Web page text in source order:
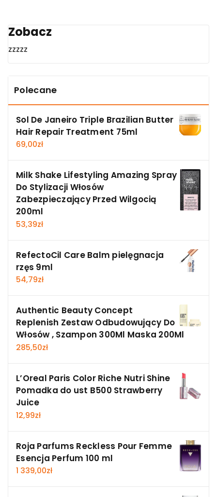
Zobacz
zzzzz
Polecane
Sol De Janeiro Triple Brazilian Butter
Hair Repair Treatment 75ml
69,00zł
Milk Shake Lifestyling Amazing Spray
Do Stylizacji Włosów
Zabezpieczający Przed Wilgocią
200ml
53,39zł
RefectoCil Care Balm pielęgnacja
rzęs 9ml
54,79zł
Authentic Beauty Concept
Replenish Zestaw Odbudowujący Do
Włosów , Szampon 300Ml Maska 200Ml
285,50zł
L’Oreal Paris Color Riche Nutri Shine
Pomadka do ust B500 Strawberry
Juice
12,99zł
Roja Parfums Reckless Pour Femme
Esencja Perfum 100 ml
1 339,00zł